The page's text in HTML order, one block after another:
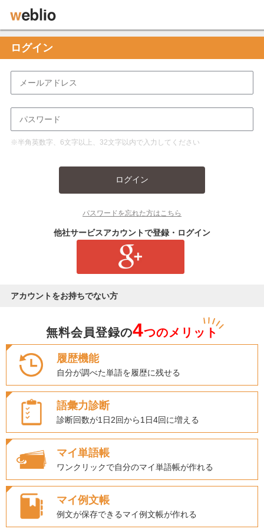
ログイン
※半角英数字、6文字以上、32文字以内で入力してください
ログイン
パスワードを忘れた方はこちら
他社サービスアカウントで登録・ログイン
アカウントをお持ちでない方
無料会員登録の4つのメリット
履歴機能
自分が調べた単語を履歴に残せる
語彙力診断
診断回数が1日2回から1日4回に増える
マイ単語帳
ワンクリックで自分のマイ単語帳が作れる
マイ例文帳
例文が保存できるマイ例文帳が作れる